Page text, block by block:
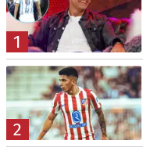
1
2